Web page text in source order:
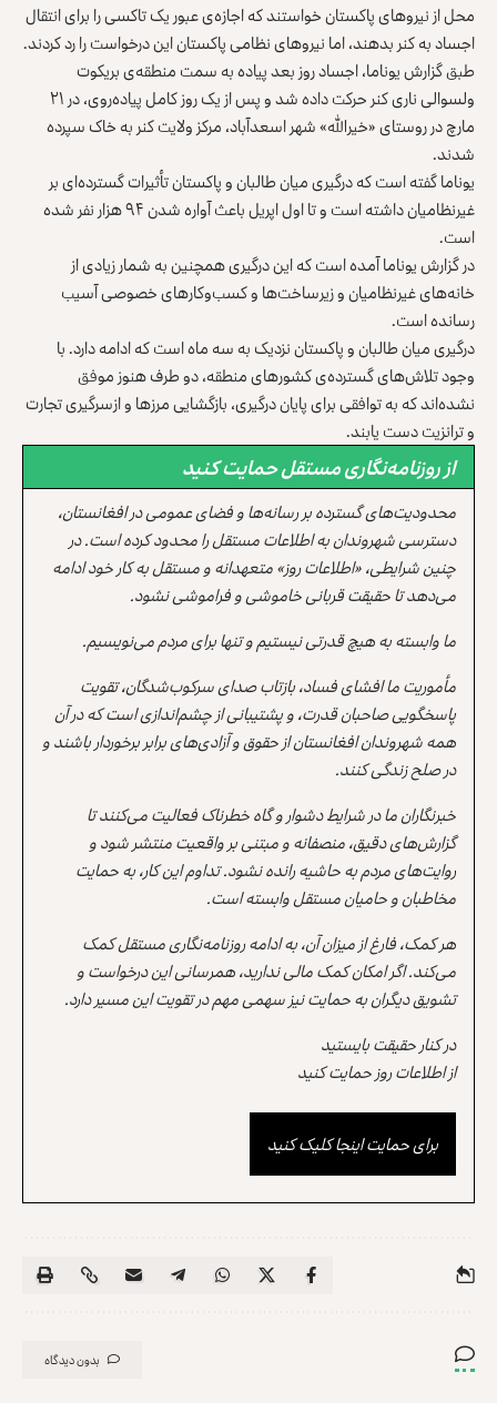
محل از نیروهای پاکستان خواستند که اجازه‌ی عبور یک تاکسی را برای انتقال
اجساد به کنر بدهند، اما نیروهای نظامی پاکستان این درخواست را رد کردند.
طبق گزارش یوناما، اجساد روز بعد پیاده به سمت منطقه‌ی بریکوت
ولسوالی ناری کنر حرکت داده شد و پس از یک روز کامل پیاده‌روی، در ۲۱
مارچ در روستای «خیرالله» شهر اسعدآباد، مرکز ولایت کنر به خاک سپرده
شدند.
یوناما گفته است که درگیری میان طالبان و پاکستان تأثیرات گسترده‌ای بر
غیرنظامیان داشته است و تا اول اپریل باعث آواره شدن ۹۴ هزار نفر شده
است.
در گزارش یوناما آمده است که این درگیری همچنین به شمار زیادی از
خانه‌های غیرنظامیان و زیرساخت‌ها و کسب‌وکارهای خصوصی آسیب
رسانده است.
درگیری میان طالبان و پاکستان نزدیک به سه ماه است که ادامه دارد. با
وجود تلاش‌های گسترده‌ی کشورهای منطقه، دو طرف هنوز موفق
نشده‌اند که به توافقی برای پایان درگیری، بازگشایی مرزها و ازسرگیری تجارت
و ترانزیت دست یابند.
از روزنامه‌نگاری مستقل حمایت کنید
محدودیت‌های گسترده بر رسانه‌ها و فضای عمومی در افغانستان،
دسترسی شهروندان به اطلاعات مستقل را محدود کرده است. در
چنین شرایطی، «اطلاعات روز» متعهدانه و مستقل به کار خود ادامه
می‌دهد تا حقیقت قربانی خاموشی و فراموشی نشود.
ما وابسته به هیچ قدرتی نیستیم و تنها برای مردم می‌نویسیم.
مأموریت ما افشای فساد، بازتاب صدای سرکوب‌شدگان، تقویت
پاسخگویی صاحبان قدرت، و پشتیبانی از چشم‌اندازی است که در آن
همه شهروندان افغانستان از حقوق و آزادی‌های برابر برخوردار باشند و
در صلح زندگی کنند.
خبرنگاران ما در شرایط دشوار و گاه خطرناک فعالیت می‌کنند تا
گزارش‌های دقیق، منصفانه و مبتنی بر واقعیت منتشر شود و
روایت‌های مردم به حاشیه رانده نشود. تداوم این کار، به حمایت
مخاطبان و حامیان مستقل وابسته است.
هر کمک، فارغ از میزان آن، به ادامه روزنامه‌نگاری مستقل کمک
می‌کند. اگر امکان کمک مالی ندارید، همرسانی این درخواست و
تشویق دیگران به حمایت نیز سهمی مهم در تقویت این مسیر دارد.
در کنار حقیقت بایستید
از اطلاعات روز حمایت کنید
برای حمایت اینجا کلیک کنید
بدون دیدگاه